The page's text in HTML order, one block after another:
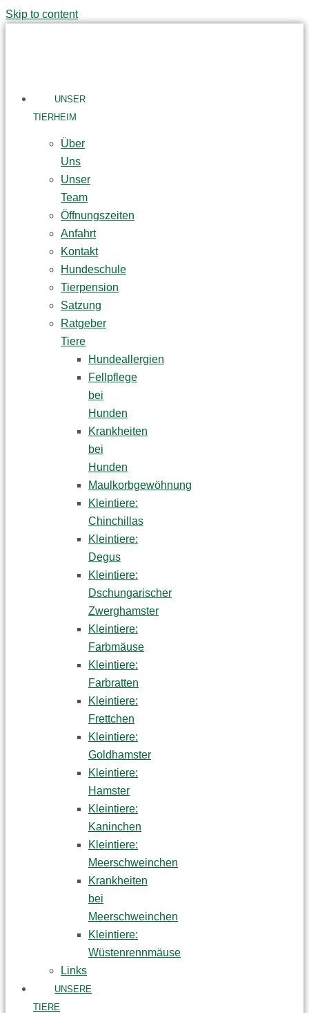
Skip to content
UNSER
TIERHEIM
Über
Uns
Unser
Team
Öffnungszeiten
Anfahrt
Kontakt
Hundeschule
Tierpension
Satzung
Ratgeber
Tiere
Hundeallergien
Fellpflege
bei
Hunden
Krankheiten
bei
Hunden
Maulkorbgewöhnung
Kleintiere:
Chinchillas
Kleintiere:
Degus
Kleintiere:
Dschungarischer
Zwerghamster
Kleintiere:
Farbmäuse
Kleintiere:
Farbratten
Kleintiere:
Frettchen
Kleintiere:
Goldhamster
Kleintiere:
Hamster
Kleintiere:
Kaninchen
Kleintiere:
Meerschweinchen
Krankheiten
bei
Meerschweinchen
Kleintiere:
Wüstenrennmäuse
Links
UNSERE
TIERE